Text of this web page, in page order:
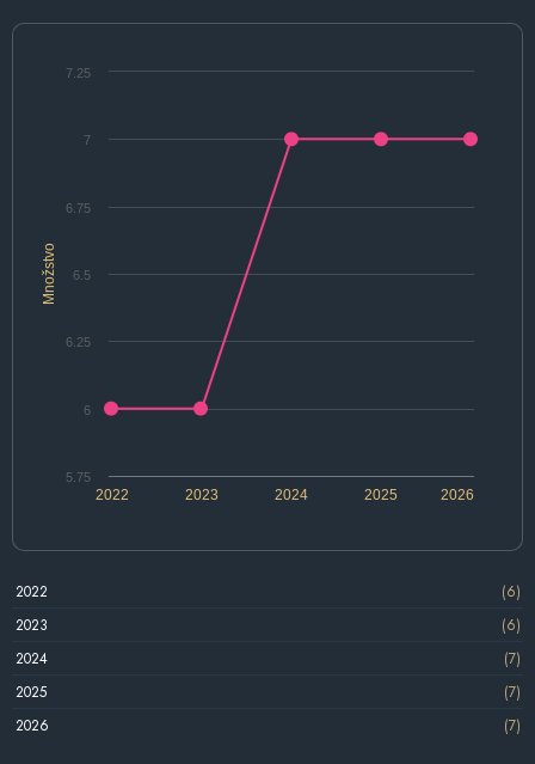
Množstvo
2025
2022 2023 2024 2026
5.75
6
6.25
6.5
6.75
7
7.25
2022
(6)
2023
(6)
2024
(7)
2025
(7)
2026
(7)